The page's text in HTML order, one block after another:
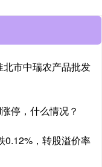
市中瑞农产品批发
停，什么情况？
0.12%，转股溢价率